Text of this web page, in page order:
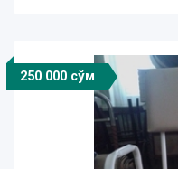
250 000 сўм